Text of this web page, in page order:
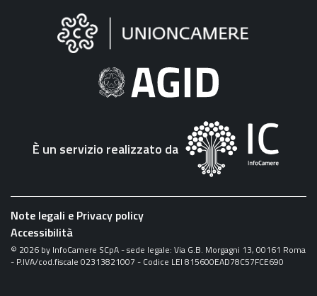
"Fattura
Elettronica"
È un servizio realizzato da
Note legali e Privacy policy
Accessibilità
© 2026 by InfoCamere SCpA - sede legale: Via G.B. Morgagni 13, 00161 Roma
- P.IVA/cod.fiscale 02313821007 - Codice LEI 815600EAD78C57FCE690